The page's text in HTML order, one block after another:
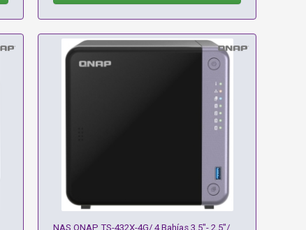
NAS QNAP TS-432X-4G/ 4 Bahías 3.5"- 2.5"/